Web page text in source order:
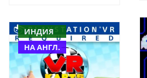
ИНДИЯ
НА АНГЛ.